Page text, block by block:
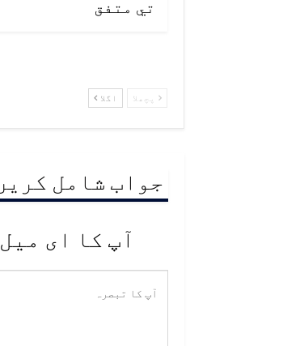
تي متفق
پچھلا اگلا
جواب شامل
آپ کا ای